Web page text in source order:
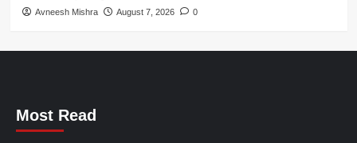
Avneesh Mishra August 7, 2026 0
Most Read